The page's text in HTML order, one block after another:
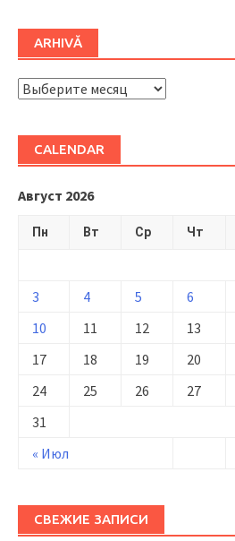
ARHIVĂ
ARHIVĂ
CALENDAR
Август 2026
Пн Вт Ср Чт
« Июл
3
4 5 6
10
11 12 13
17
18 19 20
24
25 26 27
31
СВЕЖИЕ ЗАПИСИ